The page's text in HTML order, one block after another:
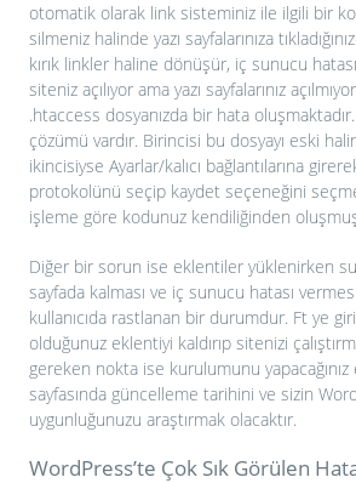
otomatik olarak link sisteminiz ile ilgili bir
silmeniz halinde yazı sayfalarınıza
kırık linkler haline dönüşür, iç sunucu
siteniz açılıyor ama yazı sayfalarınız
.htaccess dosyanızda bir hata
çözümü vardır. Birincisi bu dosyayı eski
ikincisiyse Ayarlar/kalıcı bağlantılarına
protokolünü seçip kaydet seçeneğini
işleme göre kodunuz kendiliğinden
Diğer bir sorun ise eklentiler yüklenirken
sayfada kalması ve iç sunucu hatası
kullanıcıda rastlanan bir durumdur. Ft ye
olduğunuz eklentiyi kaldırıp sitenizi
gereken nokta ise kurulumunu
sayfasında güncelleme tarihini ve sizin
uygunluğunuzu araştırmak olacaktır.
WordPress’te Çok Sık Görülen